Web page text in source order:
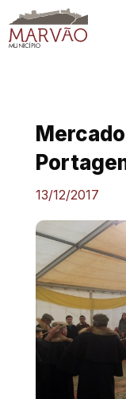
to
content
13/12/2017